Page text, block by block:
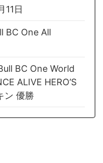
11日
BC One All
BC One World
ALIVE HERO’S
ン 優勝